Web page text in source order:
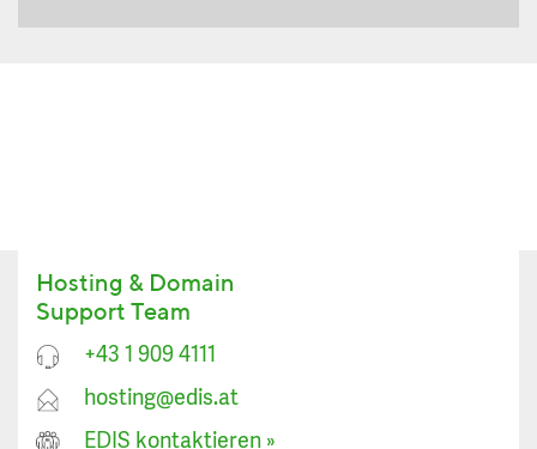
Hosting & Domain
Support Team
+43 1 909 4111
hosting@edis.at
EDIS kontaktieren »